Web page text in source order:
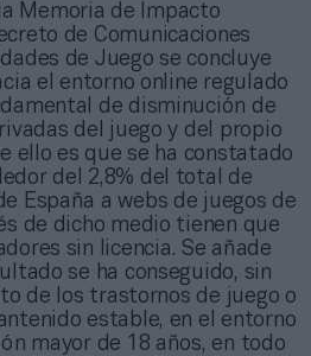
Memoria de Impacto
de Comunicaciones
de Juego se concluye
el entorno online regulado
de disminución de
del juego y del propio
ello es que se ha constatado
del 2,8% del total de
España a webs de juegos de
de dicho medio tienen que
sin licencia. Se añade
se ha conseguido, sin
de los trastornos de juego o
estable, en el entorno
mayor de 18 años, en todo